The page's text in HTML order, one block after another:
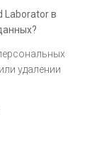
Laborator в
удалении